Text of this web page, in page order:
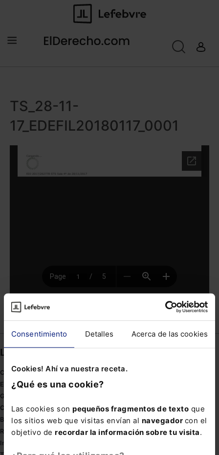
Consentimiento Detalles Acerca de las cookies
Cookies! Ahí va nuestra receta.
¿Qué es una cookie?
Las cookies son pequeños fragmentos de texto que
los sitios web que visitas envían al navegador con el
objetivo de recordar la información sobre tu visita.
TS_28-11-
17_EDEFIL20180117_0001
Compartir
Links directos
Coronavirus
Estudio de salud abogacía
Gestión de despachos
Compliance
Buenas Prácticas Tributarias
RGPD
Innovación